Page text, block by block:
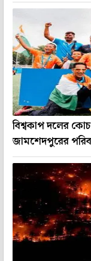
বিশ্বকাপ দলের
জামশেদপুরের